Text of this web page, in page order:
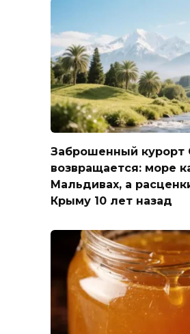
Заброшенный курорт
возвращается: море
Мальдивах, а
Крыму 10 лет назад